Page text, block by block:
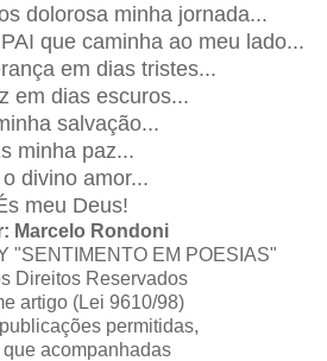
dolorosa minha jornada...
que caminha ao meu lado...
em dias tristes...
em dias escuros...
salvação...
minha paz...
divino amor...
meu Deus!
Marcelo Rondoni
"SENTIMENTO EM POESIAS"
Direitos Reservados
artigo (Lei 9610/98)
permitidas,
acompanhadas